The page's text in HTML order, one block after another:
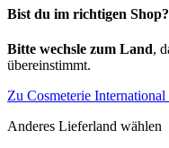
Bist du im richtigen Shop?
Bitte wechsle zum Land,
übereinstimmt.
Zu Cosmeterie
Anderes Lieferland wählen